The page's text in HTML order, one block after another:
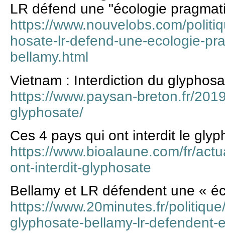
LR défend une "écologie
https://www.nouvelobs.com/
hosate-lr-defend-une-ecologie-
bellamy.html
Vietnam : Interdiction du
https://www.paysan-breton.fr/
glyphosate/
Ces 4 pays qui ont interdit le
https://www.bioalaune.com/fr/
ont-interdit-glyphosate
Bellamy et LR défendent une «
https://www.20minutes.fr/
glyphosate-bellamy-lr-defendent-